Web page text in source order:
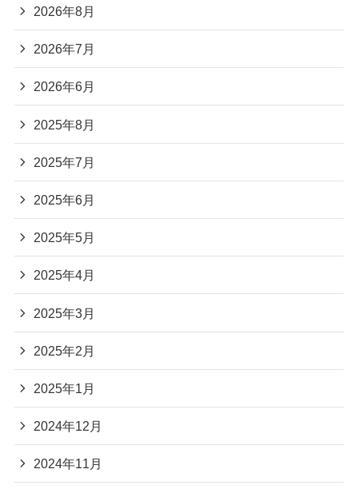
2026年8月
2026年7月
2026年6月
2025年8月
2025年7月
2025年6月
2025年5月
2025年4月
2025年3月
2025年2月
2025年1月
2024年12月
2024年11月